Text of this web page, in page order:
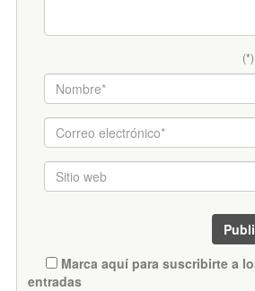
Marca aquí para suscribirte a
entradas